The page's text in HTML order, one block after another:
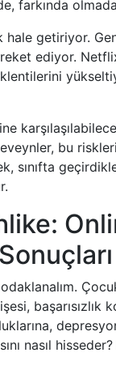
farkında
hale getiriyor.
ediyor.
bu
sınıfta
başarısızlık
nasıl